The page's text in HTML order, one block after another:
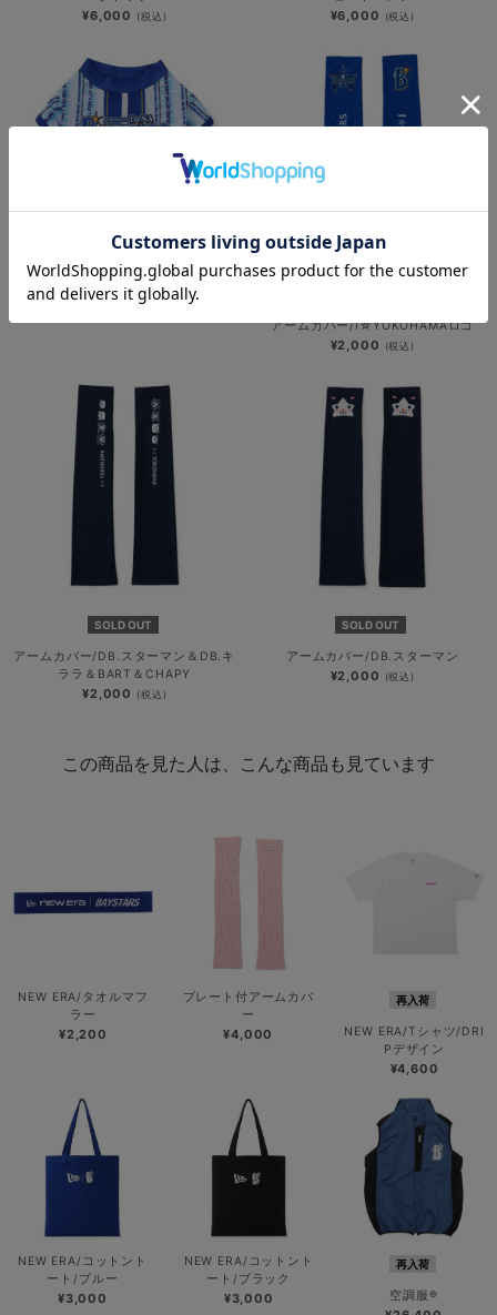
¥6,000 (税込) ¥6,000 (税込)
ドッグシャツ/野球未来創造
アームカバー/I☆YOKOHAMAロゴ
¥2,000 (税込)
SOLD OUT
アームカバー/DB.スターマン＆DB.キ
ララ＆BART＆CHAPY
¥2,000 (税込)
SOLD OUT
アームカバー/DB.スターマン
¥2,000 (税込)
この商品を見た人は、こんな商品も見ています
NEW ERA/タオルマフ
ラー
¥2,200
プレート付アームカバ
ー
¥4,000
再入荷
NEW ERA/Tシャツ/DRI
Pデザイン
¥4,600
NEW ERA/コットント
ート/ブルー
¥3,000
NEW ERA/コットント
ート/ブラック
¥3,000
再入荷
空調服®